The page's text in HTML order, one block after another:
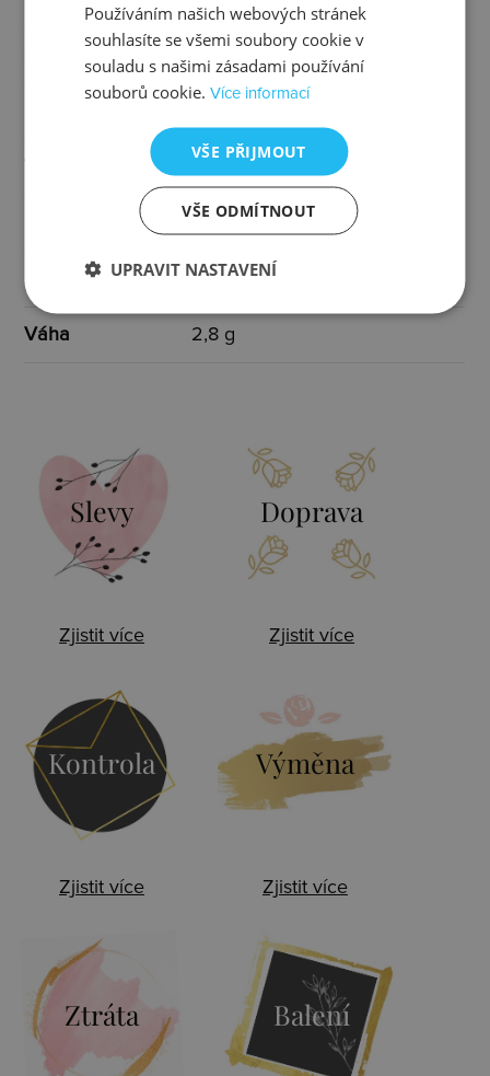
Specifikace
2x diamant I3/H 0,005 ct
s kamínkem
stříbrná, čirá, bílá
Rozměr 10x10 mm
Váha 2,8 g
Slevy
Zjistit více
Doprava
Zjistit více
Kontrola
Zjistit více
Výměna
Zjistit více
Ztráta Balení
Používáním našich webových stránek
souhlasíte se všemi soubory cookie v
souladu s našimi zásadami používání
souborů cookie.Více informací
VŠE PŘIJMOUT
VŠE ODMÍTNOUT
UPRAVIT NASTAVENÍ